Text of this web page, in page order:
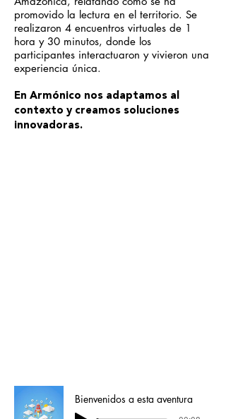
promovido la lectura en el territorio. Se
realizaron 4 encuentros virtuales de 1
hora y 30 minutos, donde los
participantes interactuaron y vivieron una
experiencia única.
En Armónico nos adaptamos al
contexto y creamos soluciones
innovadoras.
Bienvenidos a esta aventura